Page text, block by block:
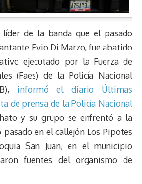
líder de la banda que el pasado
Evio Di Marzo, fue abatido
ejecutado por la Fuerza de
(Faes) de la Policía Nacional
informó el diario Últimas
de prensa de la Policía Nacional
y su grupo se enfrentó a la
pasado en el callejón Los Pipotes
San Juan, en el municipio
fuentes del organismo de